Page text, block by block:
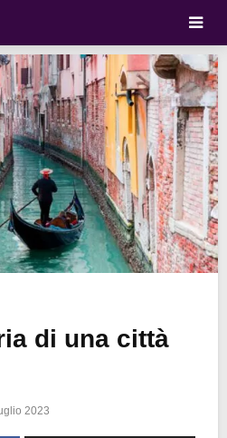
di una città
2023